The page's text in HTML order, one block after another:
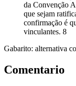
da Convenção
que sejam
confirmação é
vinculantes. 8
Gabarito: alternativa
Comentario